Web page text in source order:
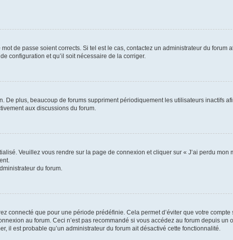
de passe soient corrects. Si tel est le cas, contactez un administrateur du forum
configuration et qu’il soit nécessaire de la corriger.
plus, beaucoup de forums suppriment périodiquement les utilisateurs inactifs
aux discussions du forum.
Veuillez vous rendre sur la page de connexion et cliquer sur « J’ai perdu mon
du forum.
connecté que pour une période prédéfinie. Cela permet d’éviter que votre compte
au forum. Ceci n’est pas recommandé si vous accédez au forum depuis un
il est probable qu’un administrateur du forum ait désactivé cette fonctionnalité.